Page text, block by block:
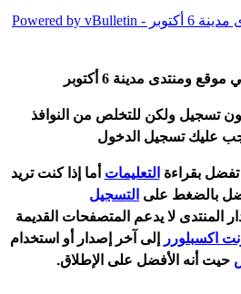
موقع ومنتدى مدينة 6 أكتوبر
تسجيل ولكن للتخلص من النوافذ
عليك تسجيل الدخول
تفضل بقراءة التعليمات ما إذا كنت تريد
بالضغط على التسجيل
المنتدى لا يدعم المتصفحات القديمة
اكسبلورر إلى آخر إصدار أو استخدام
حيت نه الأفضل على الإطلاق.